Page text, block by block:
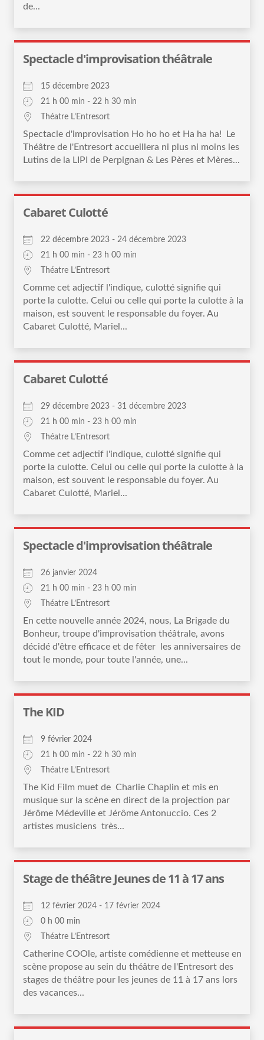
de...
Spectacle d'improvisation théâtrale
15 décembre 2023
21 h 00 min - 22 h 30 min
Théatre L’Entresort
Spectacle d'improvisation Ho ho ho et Ha ha ha! Le
Théâtre de l'Entresort accueillera ni plus ni moins les
Lutins de la LIPI de Perpignan & Les Pères et Mères...
Cabaret Culotté
22 décembre 2023 - 24 décembre 2023
21 h 00 min - 23 h 00 min
Théatre L’Entresort
Comme cet adjectif l'indique, culotté signifie qui
porte la culotte. Celui ou celle qui porte la culotte à la
maison, est souvent le responsable du foyer. Au
Cabaret Culotté, Mariel...
Cabaret Culotté
29 décembre 2023 - 31 décembre 2023
21 h 00 min - 23 h 00 min
Théatre L’Entresort
Comme cet adjectif l'indique, culotté signifie qui
porte la culotte. Celui ou celle qui porte la culotte à la
maison, est souvent le responsable du foyer. Au
Cabaret Culotté, Mariel...
Spectacle d'improvisation théâtrale
26 janvier 2024
21 h 00 min - 23 h 00 min
Théatre L’Entresort
En cette nouvelle année 2024, nous, La Brigade du
Bonheur, troupe d'improvisation théâtrale, avons
décidé d'être efficace et de fêter les anniversaires de
tout le monde, pour toute l'année, une...
The KID
9 février 2024
21 h 00 min - 22 h 30 min
Théatre L’Entresort
The Kid Film muet de Charlie Chaplin et mis en
musique sur la scène en direct de la projection par
Jérôme Médeville et Jérôme Antonuccio. Ces 2
artistes musiciens très...
Stage de théâtre Jeunes de 11 à 17 ans
12 février 2024 - 17 février 2024
0 h 00 min
Théatre L’Entresort
Catherine COOle, artiste comédienne et metteuse en
scène propose au sein du théâtre de l'Entresort des
stages de théâtre pour les jeunes de 11 à 17 ans lors
des vacances...